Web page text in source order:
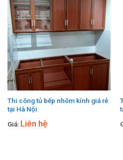
Thi công tủ bếp nhôm kính giá rẻ
tại Hà Nội
Giá: Liên hệ